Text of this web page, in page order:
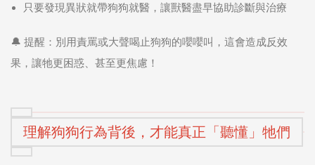
只要發現異狀就帶狗狗就醫，讓獸醫盡早協助診斷與治療
🔔 提醒：別用責罵或大聲喝止狗狗的嚶嚶叫，這會造成反效
果，讓牠更困惑、甚至更焦慮！
理解狗狗行為背後，才能真正「聽懂」牠們